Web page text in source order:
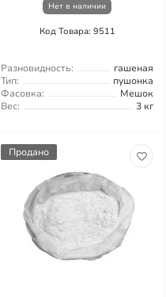
Нет в наличии
Код Товара: 9511
Разновидность:
гашеная
Тип:
пушонка
Фасовка:
Мешок
Вес:
3 кг
Продано